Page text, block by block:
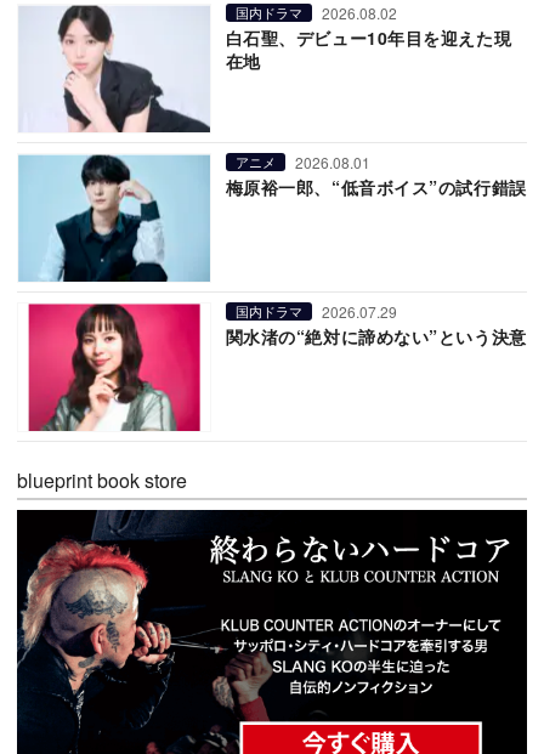
国内ドラマ 2026.08.02
白石聖、デビュー10年目を迎えた現
在地
アニメ 2026.08.01
梅原裕一郎、“低音ボイス”の試行錯誤
国内ドラマ 2026.07.29
関水渚の“絶対に諦めない”という決意
blueprint book store